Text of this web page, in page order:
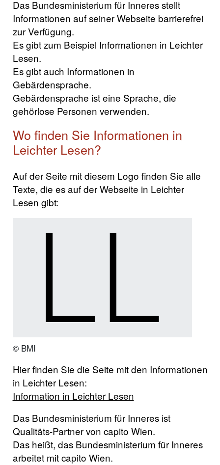
Das Bundesministerium für Inneres stellt
Informationen auf seiner Webseite barrierefrei
zur Verfügung.
Es gibt zum Beispiel Informationen in Leichter
Lesen.
Es gibt auch Informationen in
Gebärdensprache.
Gebärdensprache ist eine Sprache, die
gehörlose Personen verwenden.
Wo finden Sie Informationen in
Leichter Lesen?
Auf der Seite mit diesem Logo finden Sie alle
Texte, die es auf der Webseite in Leichter
Lesen gibt:
© BMI
Hier finden Sie die Seite mit den Informationen
in Leichter Lesen:
Information in Leichter Lesen
Das Bundesministerium für Inneres ist
Qualitäts-Partner von capito Wien.
Das heißt, das Bundesministerium für Inneres
arbeitet mit capito Wien.